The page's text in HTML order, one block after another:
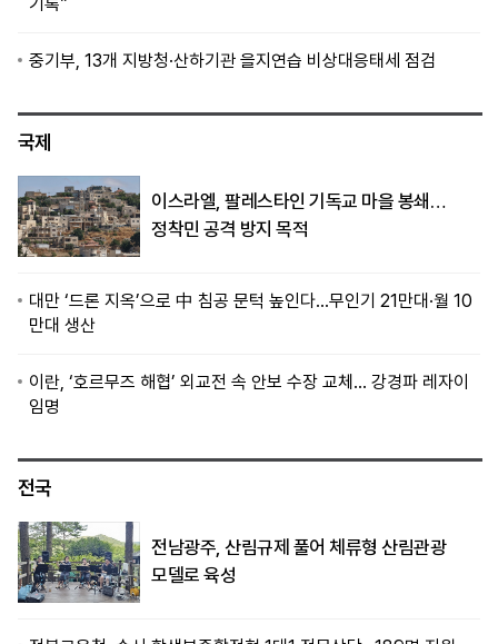
중기부, 13개 지방청·산하기관 을지연습 비상대응태세 점검
국제
이스라엘, 팔레스타인 기독교 마을 봉쇄…
정착민 공격 방지 목적
대만 ‘드론 지옥’으로 中 침공 문턱 높인다…무인기 21만대·월 10
만대 생산
이란, ‘호르무즈 해협’ 외교전 속 안보 수장 교체… 강경파 레자이
임명
전국
전남광주, 산림규제 풀어 체류형 산림관광
모델로 육성